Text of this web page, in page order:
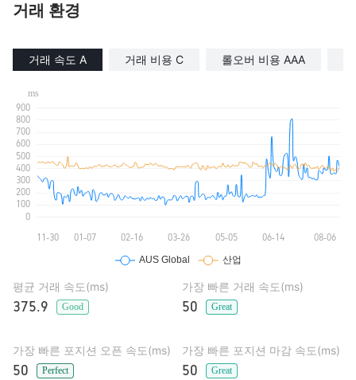
거래 환경
거래 속도 A 거래 비용 C 롤오버 비용 AAA
평균 거래 속도(ms)
375.9 Good
가장 빠른 거래 속도(ms)
50 Great
가장 빠른 포지션 오픈 속도(ms)
50 Perfect
가장 빠른 포지션 마감 속도(ms)
50 Great